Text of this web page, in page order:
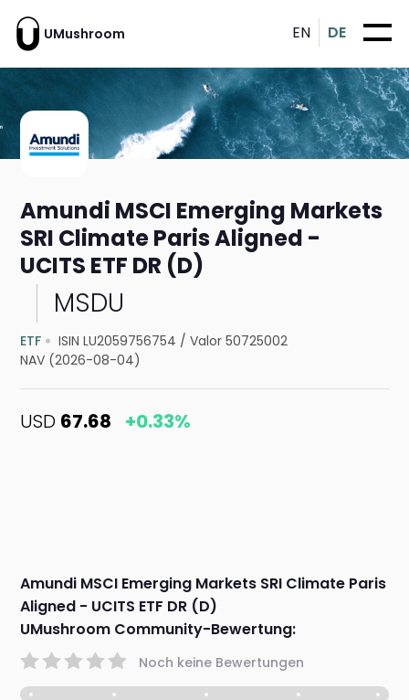
UMushroom EN DE
Amundi MSCI Emerging Markets
SRI Climate Paris Aligned -
UCITS ETF DR (D)
MSDU
ETF ISIN LU2059756754 /Valor 50725002
NAV (2026-08-04)
USD 67.68 +0.33%
Amundi MSCI Emerging Markets SRI Climate Paris
Aligned - UCITS ETF DR (D)
UMushroom Community-Bewertung:
Noch keine Bewertungen